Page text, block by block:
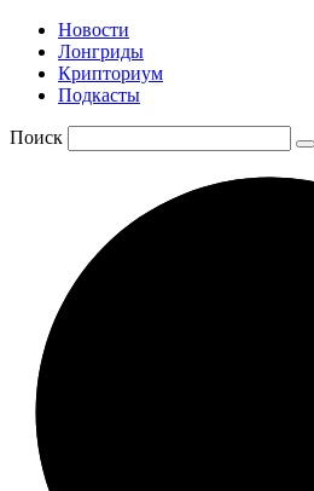
Новости
Лонгриды
Крипториум
Подкасты
Поиск